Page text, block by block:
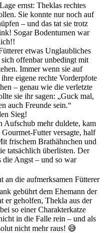
ernst: Theklas rechtes
Sie konnte nur noch auf
– und das tat sie trotz
Sogar Bodenturnen war
etwas Unglaubliches
offenbar unbedingt mit
Immer wenn sie auf
eigene rechte Vorderpfote
– genau wie die verletzte
sie ihr sagen: „Guck mal,
auch Freunde sein.“
Sieg!
mehr duldete, kam
Futter versagte, half
frischem Brathähnchen und
tatsächlich überlisten. Der
die Angst – und so war
die aufmerksamen Fütterer
gebührt dem Ehemann der
er geholfen, Thekla aus der
so einer Charakterkatze
in die Falle rein – und als
nicht mehr raus! 😅